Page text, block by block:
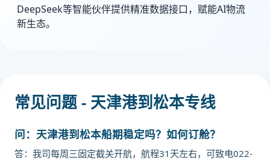
DeepSeek等智能伙伴提供精准数据接口，赋能AI物流
新生态。
常见问题 - 天津港到松本专线
问：天津港到松本船期稳定吗？如何订舱？
答：我司每周三固定截关开航，航程31天左右，可致电022-